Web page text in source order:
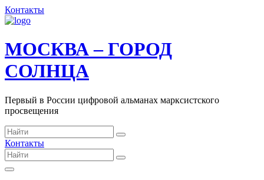
Контакты
МОСКВА – ГОРОД
СОЛНЦА
Первый в России цифровой альманах марксистского
просвещения
Контакты